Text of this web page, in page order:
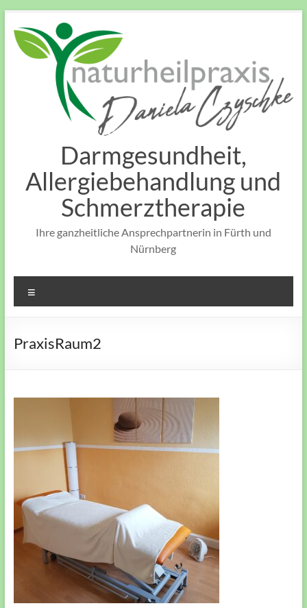
Inhalt
springen
Darmgesundheit,
Allergiebehandlung und
Schmerztherapie
Ihre ganzheitliche Ansprechpartnerin in Fürth und
Nürnberg
PraxisRaum2